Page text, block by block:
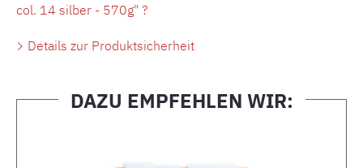
col. 14 silber - 570g" ?
Details zur Produktsicherheit
DAZU EMPFEHLEN WIR: